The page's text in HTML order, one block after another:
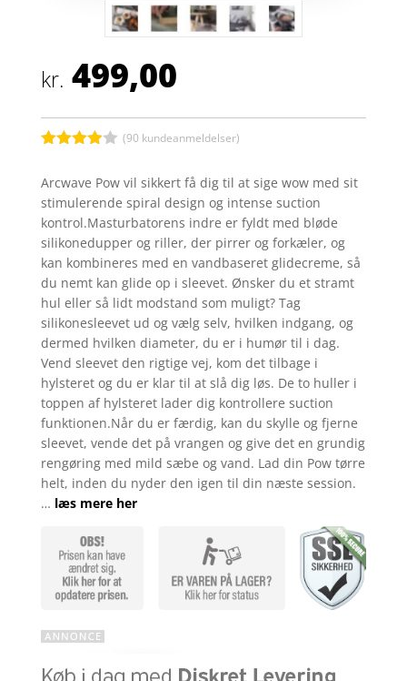
kr. 499,00
ud af 5
baseret
på
kundebed
ømmelse
r
(90 kundeanmeldelser)
Arcwave Pow vil sikkert få dig til at sige wow med sit
stimulerende spiral design og intense suction
kontrol.Masturbatorens indre er fyldt med bløde
silikonedupper og riller, der pirrer og forkæler, og
kan kombineres med en vandbaseret glidecreme, så
du nemt kan glide op i sleevet. Ønsker du et stramt
hul eller så lidt modstand som muligt? Tag
silikonesleevet ud og vælg selv, hvilken indgang, og
dermed hvilken diameter, du er i humør til i dag.
Vend sleevet den rigtige vej, kom det tilbage i
hylsteret og du er klar til at slå dig løs. De to huller i
toppen af hylsteret lader dig kontrollere suction
funktionen.Når du er færdig, kan du skylle og fjerne
sleevet, vende det på vrangen og give det en grundig
rengøring med mild sæbe og vand. Lad din Pow tørre
helt, inden du nyder den igen til din næste session.
… læs mere her